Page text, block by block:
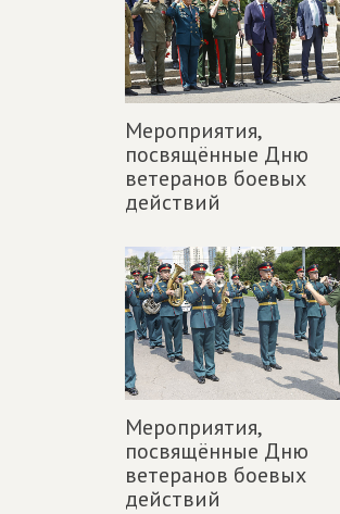
Мероприятия,
посвящённые Дню
ветеранов боевых
действий
Мероприятия,
посвящённые Дню
ветеранов боевых
действий